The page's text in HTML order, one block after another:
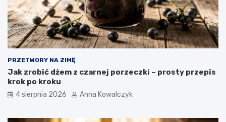
PRZETWORY NA ZIMĘ
Jak zrobić dżem z czarnej porzeczki – prosty przepis
krok po kroku
4 sierpnia 2026 Anna Kowalczyk